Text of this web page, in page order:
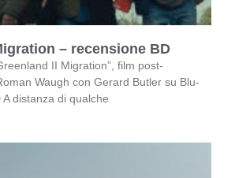
– recensione BD
II Migration”, film post-
Waugh con Gerard Butler su Blu-
distanza di qualche